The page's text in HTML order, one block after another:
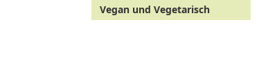
Vegan und Vegetarisch